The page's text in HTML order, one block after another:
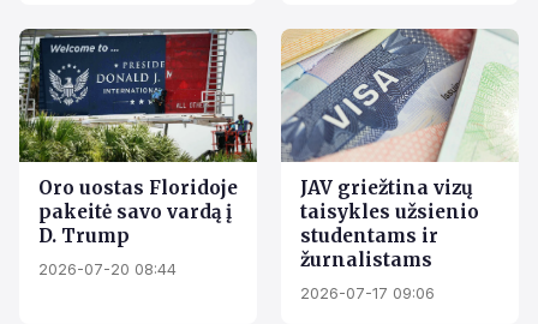
Oro uostas Floridoje
pakeitė savo vardą į
D. Trump
2026-07-20 08:44
JAV griežtina vizų
taisykles užsienio
studentams ir
žurnalistams
2026-07-17 09:06